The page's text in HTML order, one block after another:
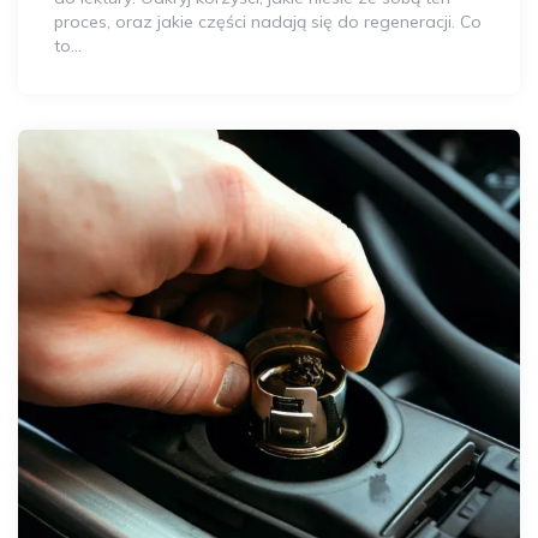
proces, oraz jakie części nadają się do regeneracji. Co
to…